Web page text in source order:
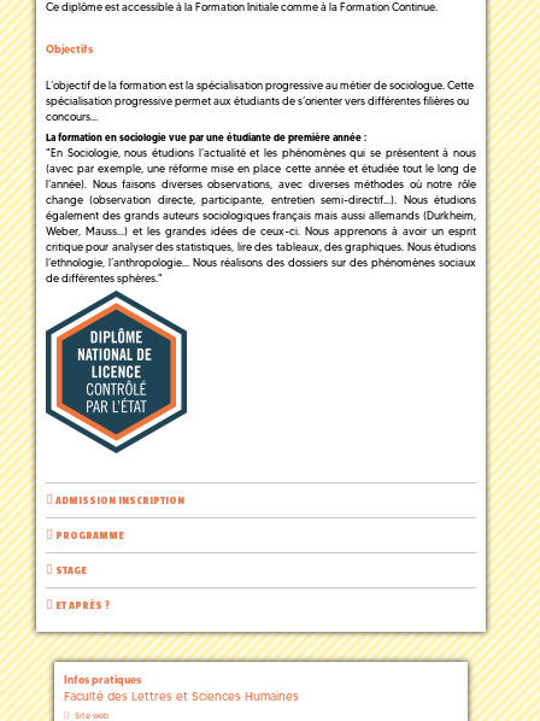
Ce diplôme est accessible à la Formation Initiale comme à la Formation Continue.
Objectifs
L’objectif de la formation est la spécialisation progressive au métier de sociologue. Cette
spécialisation progressive permet aux étudiants de s’orienter vers différentes filières ou
concours...
La formation en sociologie vue par une étudiante de première année :
"En Sociologie, nous étudions l’actualité et les phénomènes qui se présentent à nous
(avec par exemple, une réforme mise en place cette année et étudiée tout le long de
l’année). Nous faisons diverses observations, avec diverses méthodes où notre rôle
change (observation directe, participante, entretien semi-directif…). Nous étudions
également des grands auteurs sociologiques français mais aussi allemands (Durkheim,
Weber, Mauss...) et les grandes idées de ceux-ci. Nous apprenons à avoir un esprit
critique pour analyser des statistiques, lire des tableaux, des graphiques. Nous étudions
l’ethnologie, l’anthropologie… Nous réalisons des dossiers sur des phénomènes sociaux
de différentes sphères."
ADMISSION INSCRIPTION
PROGRAMME
STAGE
ET APRÈS ?
Infos pratiques
Faculté des Lettres et Sciences Humaines
Site web